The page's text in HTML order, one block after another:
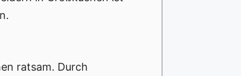
ratsam. Durch